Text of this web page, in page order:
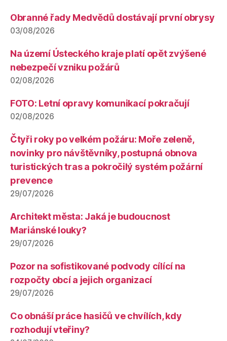
Obranné řady Medvědů dostávají první obrysy
03/08/2026
Na území Ústeckého kraje platí opět zvýšené
nebezpečí vzniku požárů
02/08/2026
FOTO: Letní opravy komunikací pokračují
02/08/2026
Čtyři roky po velkém požáru: Moře zeleně,
novinky pro návštěvníky, postupná obnova
turistických tras a pokročilý systém požární
prevence
29/07/2026
Architekt města: Jaká je budoucnost
Mariánské louky?
29/07/2026
Pozor na sofistikované podvody cílící na
rozpočty obcí a jejich organizací
29/07/2026
Co obnáší práce hasičů ve chvílích, kdy
rozhodují vteřiny?